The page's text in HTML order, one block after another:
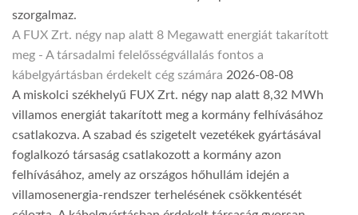
szorgalmaz.
A FUX Zrt. négy nap alatt 8 Megawatt energiát takarított
meg - A társadalmi felelősségvállalás fontos a
kábelgyártásban érdekelt cég számára 2026-08-08
A miskolci székhelyű FUX Zrt. négy nap alatt 8,32 MWh
villamos energiát takarított meg a kormány felhívásához
csatlakozva. A szabad és szigetelt vezetékek gyártásával
foglalkozó társaság csatlakozott a kormány azon
felhívásához, amely az országos hőhullám idején a
villamosenergia-rendszer terhelésének csökkentését